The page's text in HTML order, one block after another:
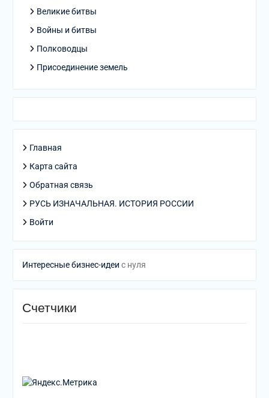
Великие битвы
Войны и битвы
Полководцы
Присоединение земель
Главная
Карта сайта
Обратная связь
РУСЬ ИЗНАЧАЛЬНАЯ. ИСТОРИЯ РОССИИ
Войти
Интересные бизнес-идеи с нуля
Счетчики